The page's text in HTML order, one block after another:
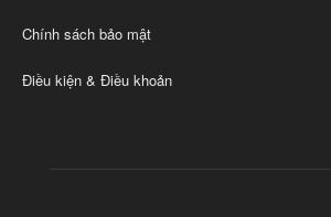
Chính sách bảo mật
Điều kiện & Điều khoản